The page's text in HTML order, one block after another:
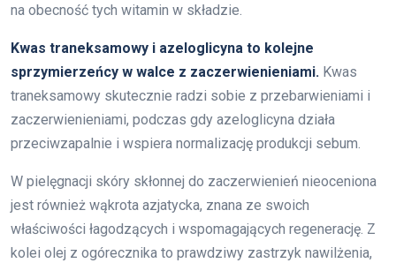
na obecność tych witamin w składzie.
Kwas traneksamowy i azeloglicyna to kolejne
sprzymierzeńcy w walce z zaczerwienieniami. Kwas
traneksamowy skutecznie radzi sobie z przebarwieniami i
zaczerwienieniami, podczas gdy azeloglicyna działa
przeciwzapalnie i wspiera normalizację produkcji sebum.
W pielęgnacji skóry skłonnej do zaczerwienień nieoceniona
jest również wąkrota azjatycka, znana ze swoich
właściwości łagodzących i wspomagających regenerację. Z
kolei olej z ogórecznika to prawdziwy zastrzyk nawilżenia,